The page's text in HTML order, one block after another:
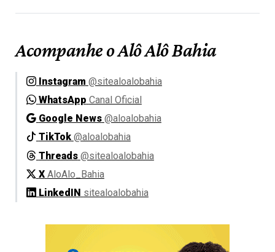
Acompanhe o Alô Alô Bahia
Instagram @sitealoalobahia
WhatsApp Canal Oficial
Google News @aloalobahia
TikTok @aloalobahia
Threads @sitealoalobahia
X AloAlo_Bahia
LinkedIN sitealoalobahia